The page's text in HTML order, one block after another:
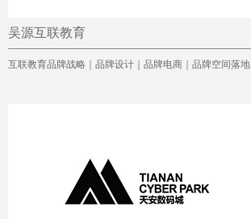
吴源互联教育
互联教育品牌战略｜品牌设计｜品牌电商｜品牌空间落地